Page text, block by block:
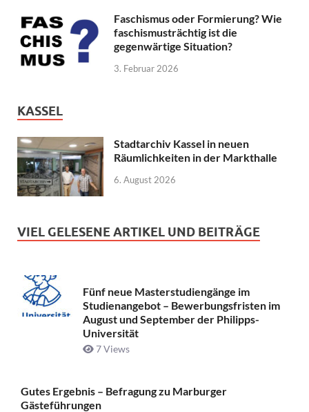
Faschismus oder Formierung? Wie
faschismusträchtig ist die
gegenwärtige Situation?
3. Februar 2026
KASSEL
Stadtarchiv Kassel in neuen
Räumlichkeiten in der Markthalle
6. August 2026
VIEL GELESENE ARTIKEL UND BEITRÄGE
Fünf neue Masterstudiengänge im
Studienangebot – Bewerbungsfristen im
August und September der Philipps-
Universität
7 Views
Gutes Ergebnis – Befragung zu Marburger
Gästeführungen